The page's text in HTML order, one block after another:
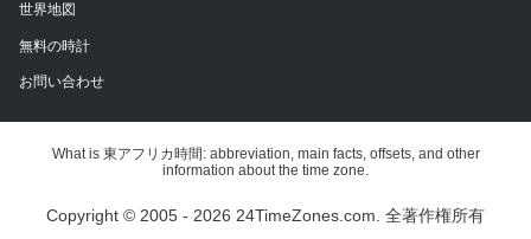
世界地図
無料の時計
お問い合わせ
What is 東アフリカ時間: abbreviation, main facts, offsets, and other
information about the time zone.
Copyright © 2005 - 2026 24TimeZones.com. 全著作権所有